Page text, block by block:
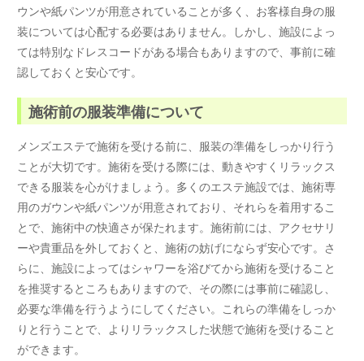
ウンや紙パンツが用意されていることが多く、お客様自身の服
装については心配する必要はありません。しかし、施設によっ
ては特別なドレスコードがある場合もありますので、事前に確
認しておくと安心です。
施術前の服装準備について
メンズエステで施術を受ける前に、服装の準備をしっかり行う
ことが大切です。施術を受ける際には、動きやすくリラックス
できる服装を心がけましょう。多くのエステ施設では、施術専
用のガウンや紙パンツが用意されており、それらを着用するこ
とで、施術中の快適さが保たれます。施術前には、アクセサリ
ーや貴重品を外しておくと、施術の妨げにならず安心です。さ
らに、施設によってはシャワーを浴びてから施術を受けること
を推奨するところもありますので、その際には事前に確認し、
必要な準備を行うようにしてください。これらの準備をしっか
りと行うことで、よりリラックスした状態で施術を受けること
ができます。